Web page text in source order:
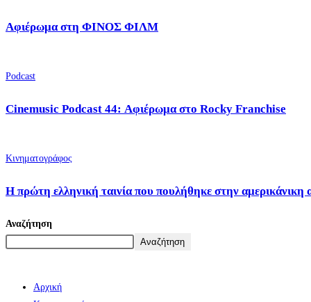
Αφιέρωμα στη ΦΙΝΟΣ ΦΙΛΜ
Podcast
Cinemusic Podcast 44: Αφιέρωμα στο Rocky Franchise
Κινηματογράφος
Η πρώτη ελληνική ταινία που πουλήθηκε στην αμερικάνικη
Αναζήτηση
Αναζήτηση
Αρχική